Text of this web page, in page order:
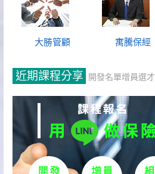
大勝管顧 寓騰保經
近期課程分享 開發名單增員選才